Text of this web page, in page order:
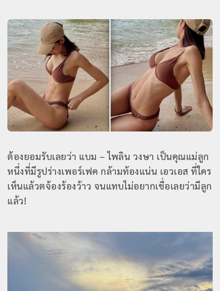
ต้องยอมรับเลยว่า แบม – ไพลิน วงษา เป็นคุณแม่ลูก
หนึ่งที่มีรูปร่างเพอร์เฟค กล้ามท้องแน่น เอวเอส ที่ใคร
เห็นแล้วตจ้องร้องว้าว จนแทบไม่อยากเชื่อเลยว่ามีลูก
แล้ว!